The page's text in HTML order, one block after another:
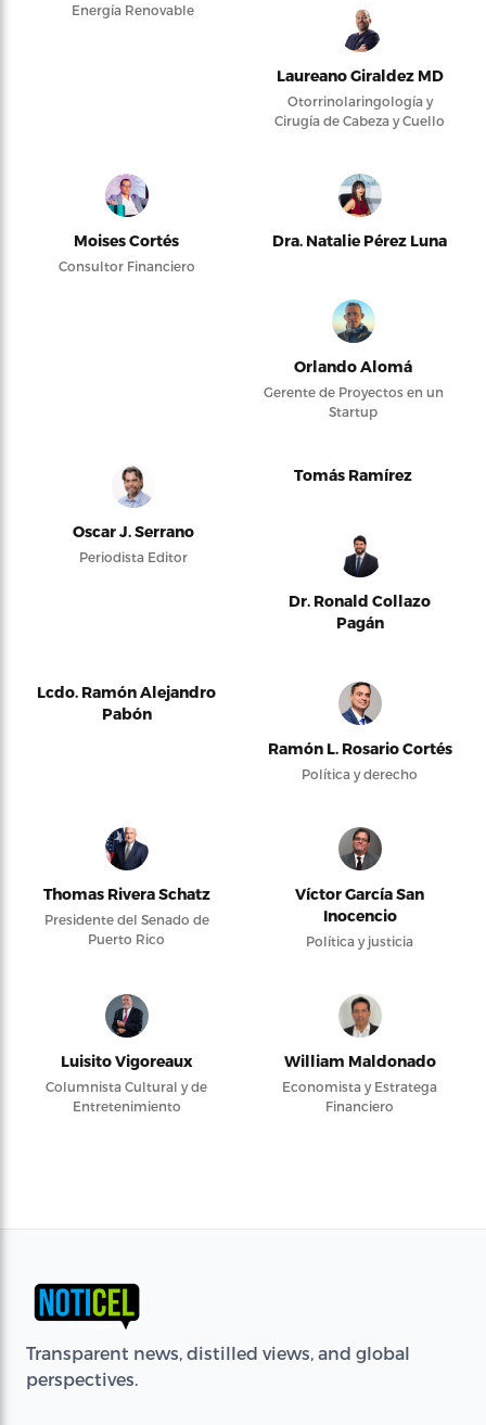
Energía Renovable
Laureano Giraldez MD
Otorrinolaringología y
Cirugía de Cabeza y Cuello
Moises Cortés
Consultor Financiero
Dra. Natalie Pérez Luna
Orlando Alomá
Gerente de Proyectos en un
Startup
Oscar J. Serrano
Periodista Editor
Tomás Ramírez
Dr. Ronald Collazo
Pagán
Lcdo. Ramón Alejandro
Pabón
Ramón L. Rosario Cortés
Política y derecho
Thomas Rivera Schatz
Presidente del Senado de
Puerto Rico
Víctor García San
Inocencio
Política y justicia
Luisito Vigoreaux
Columnista Cultural y de
Entretenimiento
William Maldonado
Economista y Estratega
Financiero
Transparent news, distilled views, and global
perspectives.